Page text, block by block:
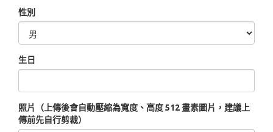
性別
生日
照片（上傳後會自動壓縮為寬度、高度 512 畫素圖片，建議上
傳前先自行剪裁）